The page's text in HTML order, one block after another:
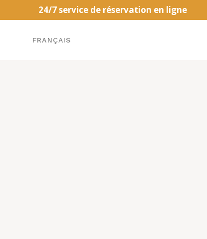
24/7 service de réservation en ligne
FRANÇAIS